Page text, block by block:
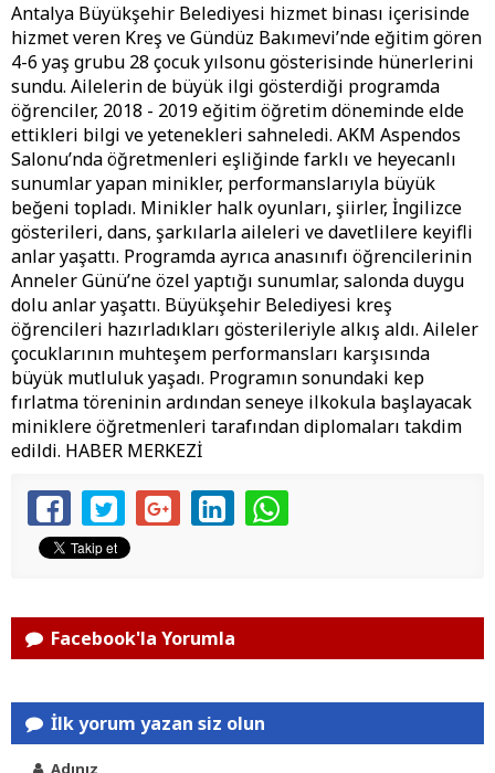
Antalya Büyükşehir Belediyesi hizmet binası içerisinde
hizmet veren Kreş ve Gündüz Bakımevi’nde eğitim gören
4-6 yaş grubu 28 çocuk yılsonu gösterisinde hünerlerini
sundu. Ailelerin de büyük ilgi gösterdiği programda
öğrenciler, 2018 - 2019 eğitim öğretim döneminde elde
ettikleri bilgi ve yetenekleri sahneledi. AKM Aspendos
Salonu’nda öğretmenleri eşliğinde farklı ve heyecanlı
sunumlar yapan minikler, performanslarıyla büyük
beğeni topladı. Minikler halk oyunları, şiirler, İngilizce
gösterileri, dans, şarkılarla aileleri ve davetlilere keyifli
anlar yaşattı. Programda ayrıca anasınıfı öğrencilerinin
Anneler Günü’ne özel yaptığı sunumlar, salonda duygu
dolu anlar yaşattı. Büyükşehir Belediyesi kreş
öğrencileri hazırladıkları gösterileriyle alkış aldı. Aileler
çocuklarının muhteşem performansları karşısında
büyük mutluluk yaşadı. Programın sonundaki kep
fırlatma töreninin ardından seneye ilkokula başlayacak
miniklere öğretmenleri tarafından diplomaları takdim
edildi. HABER MERKEZİ
Facebook'la Yorumla
İlk yorum yazan siz olun
Adınız